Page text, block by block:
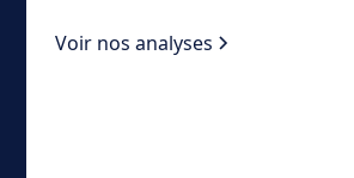
Voir nos analyses